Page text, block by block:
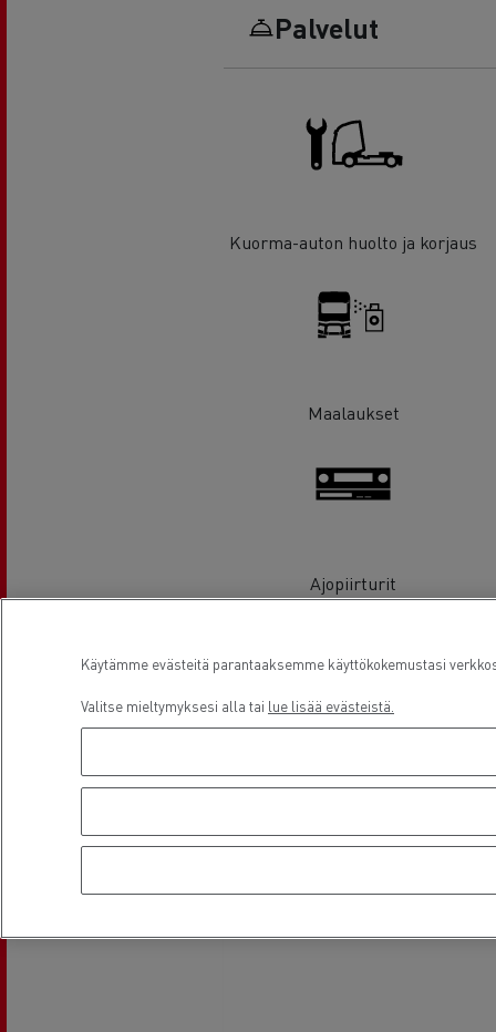
Palvelut
Kuorma-auton huolto ja korjaus
Maalaukset
Ajopiirturit
Sijainti
Käytämme evästeitä parantaaksemme käyttökokemustasi
Valitse mieltymyksesi alla tai lue lisää evästeistä.